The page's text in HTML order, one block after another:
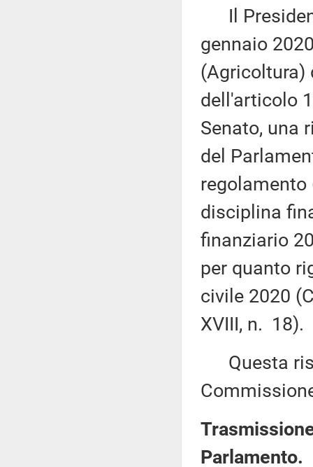
Il
gennaio
(Agricoltura)
dell'articolo
Senato, una
del
disciplina
finanziario
per quanto
civile 2020
XVIII, n. 18).
Questa
Parlamento.